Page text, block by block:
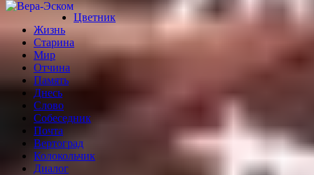
Цветник
Жизнь
Старина
Мир
Отчина
Память
Днесь
Слово
Собеседник
Почта
Вертоград
Колокольчик
Диалог